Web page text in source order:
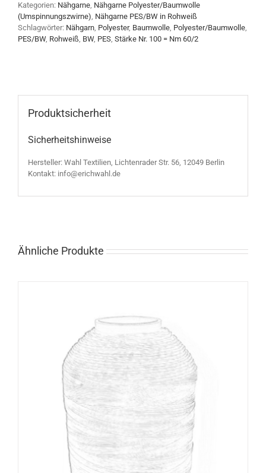
Kategorien: Nähgarne, Nähgarne Polyester/Baumwolle
(Umspinnungszwirne), Nähgarne PES/BW in Rohweiß
Schlagwörter: Nähgarn, Polyester, Baumwolle, Polyester/Baumwolle,
PES/BW, Rohweiß, BW, PES, Stärke Nr. 100 = Nm 60/2
Produktsicherheit
Sicherheitshinweise
Hersteller: Wahl Textilien, Lichtenrader Str. 56, 12049 Berlin
Kontakt: info@erichwahl.de
Ähnliche Produkte